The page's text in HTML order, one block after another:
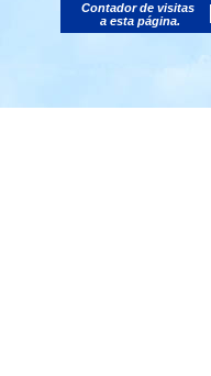
Contador de visitas
a esta página.